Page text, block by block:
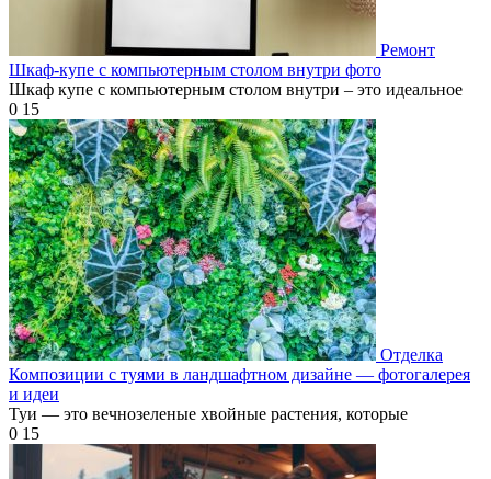
Ремонт
Шкаф-купе с компьютерным столом внутри фото
Шкаф купе с компьютерным столом внутри – это идеальное
0 15
Отделка
Композиции с туями в ландшафтном дизайне — фотогалерея
и идеи
Туи — это вечнозеленые хвойные растения, которые
0 15